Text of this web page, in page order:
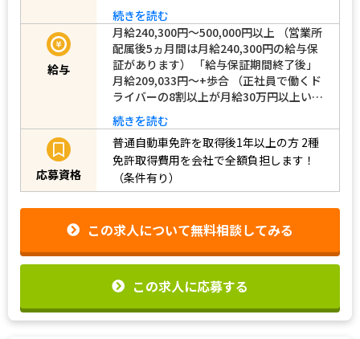
続きを読む
給与
月給240,300円～500,000円以上 （営業所
配属後5ヵ月間は月給240,300円の給与保
証があります） 「給与保証期間終了後」
月給209,033円～+歩合 （正社員で働くド
ライバーの8割以上が月給30万円以上い…
続きを読む
応募資格
普通自動車免許を取得後1年以上の方 2種
免許取得費用を会社で全額負担します！
（条件有り）
この求人について無料相談してみる
この求人に応募する